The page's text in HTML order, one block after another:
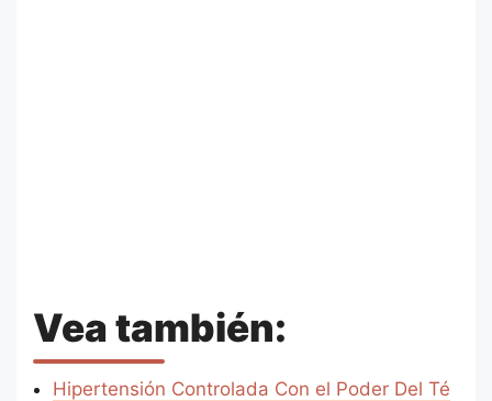
Vea también:
Hipertensión Controlada Con el Poder Del Té